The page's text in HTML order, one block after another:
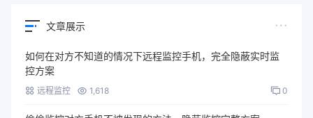
文章展示
如何在对方不知道的情况下远程监控手机，完全隐蔽实时监
控方案
远程监控 1,618 0